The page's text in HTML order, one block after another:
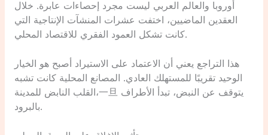
أوروبا والعالم العربي ليست مجرد إحصاءات عابرة. خلال
العقدين الماضيين، اختفت عشرات المنشآت الإنتاجية التي
كانت تشكل العمود الفقري للاقتصاد المحلي.
هذا التراجع يعني أن الاعتماد على الاستيراد أصبح هو الخيار
الوحيد تقريبًا للمستهلك العادي. المصانع المحلية كانت تشبه
القلب النابض للمدينة،一旦 يتوقف عن النبض، تبدأ الأطراف
بالبرود.